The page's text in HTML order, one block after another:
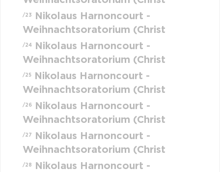
/23
Nikolaus Harnoncourt -
Weihnachtsoratorium (Christ
/24
Nikolaus Harnoncourt -
Weihnachtsoratorium (Christ
/25
Nikolaus Harnoncourt -
Weihnachtsoratorium (Christ
/26
Nikolaus Harnoncourt -
Weihnachtsoratorium (Christ
/27
Nikolaus Harnoncourt -
Weihnachtsoratorium (Christ
/28
Nikolaus Harnoncourt -